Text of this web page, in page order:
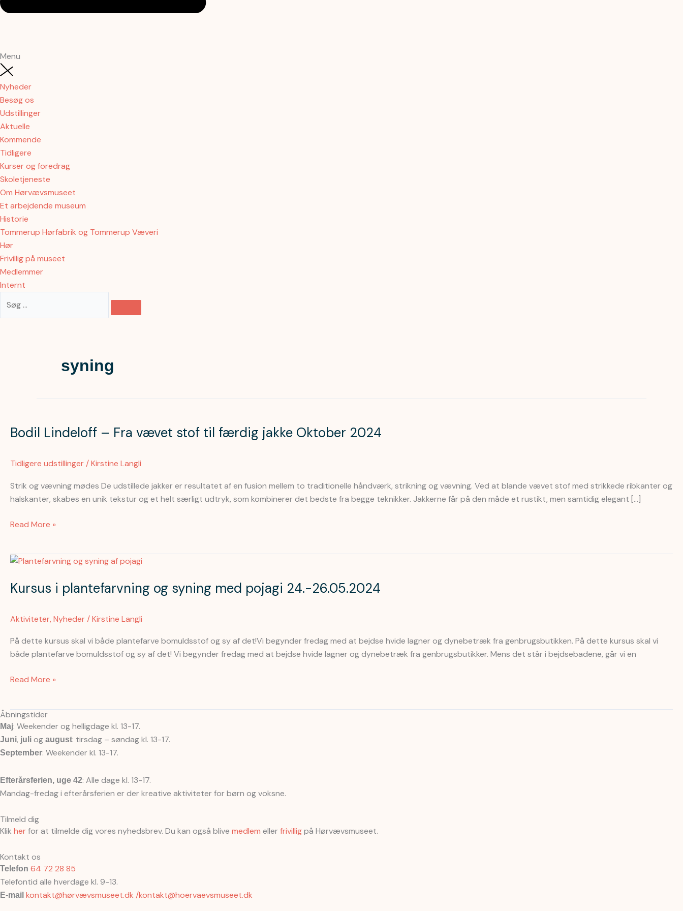
Menu
Nyheder
Besøg os
Udstillinger
Aktuelle
Kommende
Tidligere
Kurser og foredrag
Skoletjeneste
Om Hørvævsmuseet
Et arbejdende museum
Historie
Tommerup Hørfabrik og Tommerup Væveri
Hør
Frivillig på museet
Medlemmer
Internt
syning
Bodil Lindeloff – Fra vævet stof til færdig jakke Oktober 2024
Tidligere udstillinger/Kirstine Langli
Strik og vævning mødes De udstillede jakker er resultatet af en fusion mellem to traditionelle håndværk, strikning og vævning. Ved at blande vævet stof med strikkede ribkanter og
halskanter, skabes en unik tekstur og et helt særligt udtryk, som kombinerer det bedste fra begge teknikker. Jakkerne får på den måde et rustikt, men samtidig elegant […]
–
vævet
til
færdig
Oktober
Read More »
Kursus i plantefarvning og syning med pojagi 24.-26.05.2024
Aktiviteter,Nyheder/Kirstine Langli
På dette kursus skal vi både plantefarve bomuldsstof og sy af det!Vi begynder fredag med at bejdse hvide lagner og dynebetræk fra genbrugsbutikken. På dette kursus skal vi
både plantefarve bomuldsstof og sy af det! Vi begynder fredag med at bejdse hvide lagner og dynebetræk fra genbrugsbutikker. Mens det står i bejdsebadene, går vi en
Kursus
plantefarvning
pojagi
24.-26.05.2024
Read More »
Åbningstider
Maj: Weekender og helligdage kl. 13-17.
Juni, juli og august: tirsdag – søndag kl. 13-17.
September: Weekender kl. 13-17.
Efterårsferien, uge 42: Alle dage kl. 13-17.
Mandag-fredag i efterårsferien er der kreative aktiviteter for børn og voksne.
Tilmeld dig
Klik herfor at tilmelde dig vores nyhedsbrev. Du kan også blive medlem ellerfrivilligpå Hørvævsmuseet.
Kontakt os
Telefon 64 72 28 85
Telefontid alle hverdage kl. 9-13.
E-mail kontakt@hørvævsmuseet.dk /kontakt@hoervaevsmuseet.dk